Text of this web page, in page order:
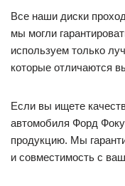
Все наши диски
мы могли
используем только
которые отличаются
Если вы ищете
автомобиля Форд
продукцию. Мы
и совместимость с